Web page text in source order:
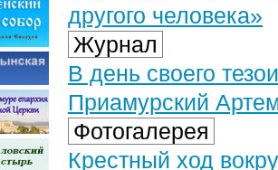
другого человека»
Журнал
В день своего
Приамурский
Фотогалерея
Крестный ход